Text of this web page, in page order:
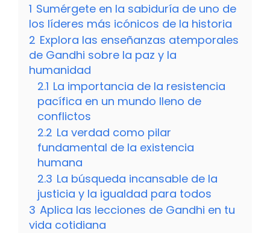
1 Sumérgete en la sabiduría de uno de
los líderes más icónicos de la historia
2 Explora las enseñanzas atemporales
de Gandhi sobre la paz y la
humanidad
2.1 La importancia de la resistencia
pacífica en un mundo lleno de
conflictos
2.2 La verdad como pilar
fundamental de la existencia
humana
2.3 La búsqueda incansable de la
justicia y la igualdad para todos
3 Aplica las lecciones de Gandhi en tu
vida cotidiana